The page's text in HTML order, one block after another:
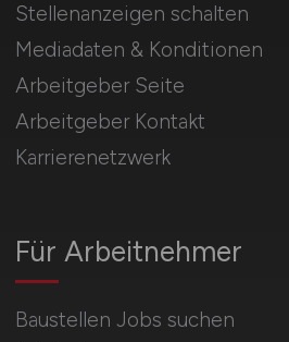
Für Arbeitnehmer
Baustellen Jobs suchen
Stellenanzeigen schalten
Mediadaten & Konditionen
Arbeitgeber Seite
Arbeitgeber Kontakt
Karrierenetzwerk